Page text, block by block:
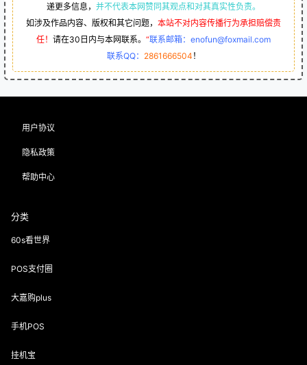
递更多信息， 并不代表本网赞同其观点和对其真实性负责。
如涉及作品内容、版权和其它问题， 本站不对内容传播行为承担赔偿责
任！ 请在30日内与本网联系。 “联系邮箱：enofun@foxmail.com
联系QQ： 2861666504 ！
用户协议
隐私政策
帮助中心
分类
60s看世界
POS支付圈
大嘉购plus
手机POS
挂机宝